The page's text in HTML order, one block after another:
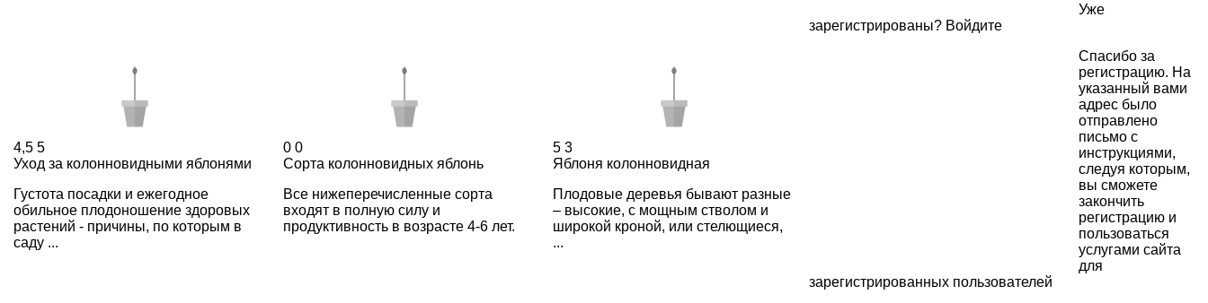
4,5 5
Уход за колонновидными яблонями
Густота посадки и ежегодное
обильное плодоношение здоровых
растений - причины, по которым в
саду ...
0 0
Сорта колонновидных яблонь
Все нижеперечисленные сорта
входят в полную силу и
продуктивность в возрасте 4-6 лет.
5 3
Яблоня колонновидная
Плодовые деревья бывают разные
– высокие, с мощным стволом и
широкой кроной, или стелющиеся,
...
Уже
зарегистрированы? Войдите
Спасибо за
регистрацию. На
указанный вами
адрес было
отправлено
письмо с
инструкциями,
следуя которым,
вы сможете
закончить
регистрацию и
пользоваться
услугами сайта
для
зарегистрированных пользователей